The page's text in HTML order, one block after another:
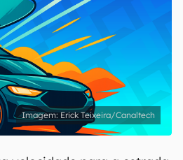
Erick Teixeira/Canaltech